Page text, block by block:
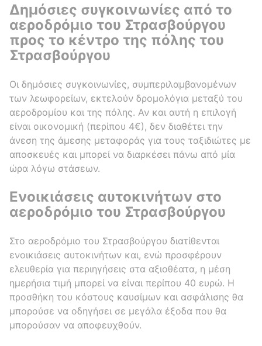
Δημόσιες συγκοινωνίες από το
αεροδρόμιο του Στρασβούργου
προς το κέντρο της πόλης του
Στρασβούργου
Οι δημόσιες συγκοινωνίες, συμπεριλαμβανομένων
των λεωφορείων, εκτελούν δρομολόγια μεταξύ του
αεροδρομίου και της πόλης. Αν και αυτή η επιλογή
είναι οικονομική (περίπου 4€), δεν διαθέτει την
άνεση της άμεσης μεταφοράς για τους ταξιδιώτες με
αποσκευές και μπορεί να διαρκέσει πάνω από μία
ώρα λόγω στάσεων.
Ενοικιάσεις αυτοκινήτων στο
αεροδρόμιο του Στρασβούργου
Στο αεροδρόμιο του Στρασβούργου διατίθενται
ενοικιάσεις αυτοκινήτων και, ενώ προσφέρουν
ελευθερία για περιηγήσεις στα αξιοθέατα, η μέση
ημερήσια τιμή μπορεί να είναι περίπου 40 ευρώ. Η
προσθήκη του κόστους καυσίμων και ασφάλισης θα
μπορούσε να οδηγήσει σε μεγάλα έξοδα που θα
μπορούσαν να αποφευχθούν.